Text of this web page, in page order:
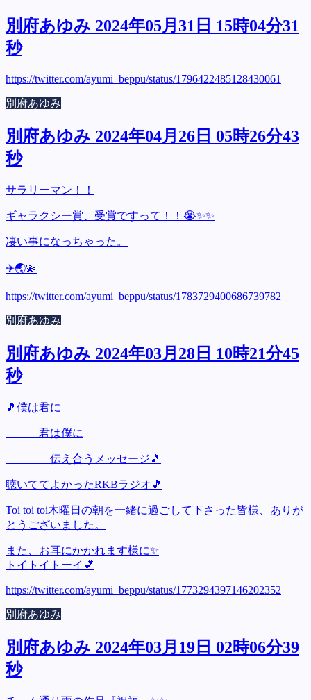
別府あゆみ 2024年05月31日 15時04分31
秒
https://twitter.com/ayumi_beppu/status/1796422485128430061
別府あゆみ
別府あゆみ 2024年04月26日 05時26分43
秒
サラリーマン！！
ギャラクシー賞、受賞ですって！！😭✨✨
凄い事になっちゃった。
✈︎🌏💫
https://twitter.com/ayumi_beppu/status/1783729400686739782
別府あゆみ
別府あゆみ 2024年03月28日 10時21分45
秒
🎵僕は君に
君は僕に
伝え合うメッセージ🎵
聴いててよかったRKBラジオ🎵
Toi toi toi木曜日の朝を一緒に過ごして下さった皆様、ありが
とうございました。
また、お耳にかかれます様に✨
トイトイトーイ💕
https://twitter.com/ayumi_beppu/status/1773294397146202352
別府あゆみ
別府あゆみ 2024年03月19日 02時06分39
秒